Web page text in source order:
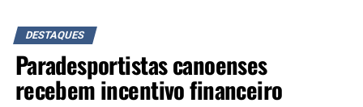
DESTAQUES
Paradesportistas canoenses
recebem incentivo financeiro